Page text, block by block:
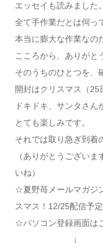
エッセイも読みました。
全て手作業だとは伺っ
本当に膨大な作業なの
こころから、ありがと
そのうちのひとつを、
開封はクリスマス（25
ドキドキ、サンタさん
とても楽しみです。
それでは取り急ぎ到着
（ありがとうござい
いね）
☆夏野苺メールマガ
スマス！12/25配信予
☆パソコン登録画面は
↓